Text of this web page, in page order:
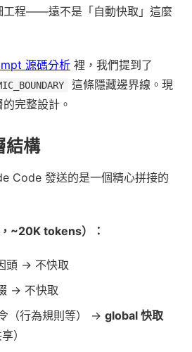
工程——遠不是「自動快取」這麼
源碼分析 裡，我們提到了
這條隱藏邊界線。現
完整設計。
結構
Code 發送的是一個精心拼接的
~20K tokens）：
頭 → 不快取
→ 不快取
（行為規則等） → global 快取
）